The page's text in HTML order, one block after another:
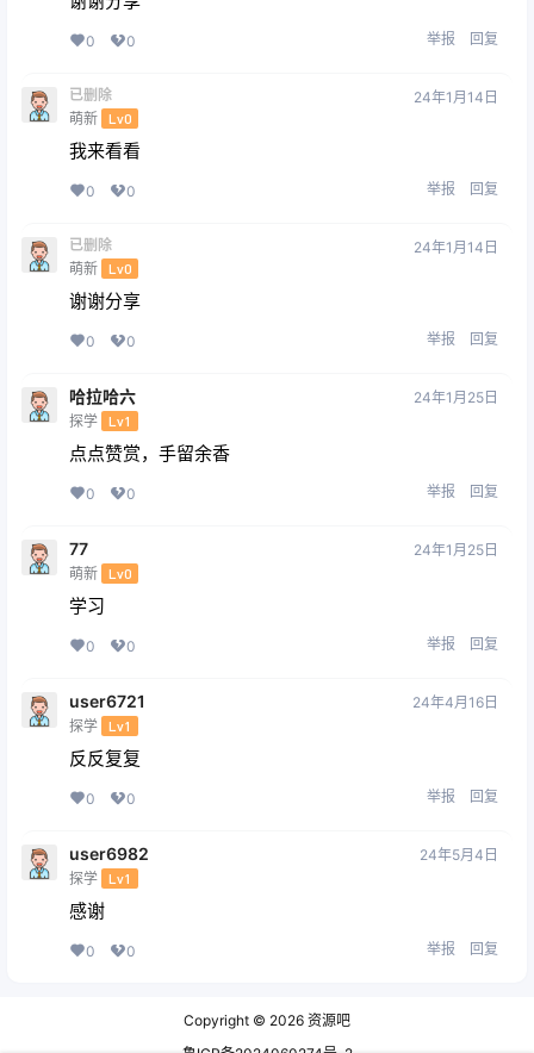
0 0 举报 回复
已删除
萌新 Lv0
24年1月14日
我来看看
0 0 举报 回复
已删除
萌新 Lv0
24年1月14日
谢谢分享
0 0 举报 回复
哈拉哈六
探学 Lv1
24年1月25日
点点赞赏，手留余香
0 0 举报 回复
77
萌新 Lv0
24年1月25日
学习
0 0 举报 回复
user6721
探学 Lv1
24年4月16日
反反复复
0 0 举报 回复
user6982
探学 Lv1
24年5月4日
感谢
0 0 举报 回复
Copyright © 2026 资源吧